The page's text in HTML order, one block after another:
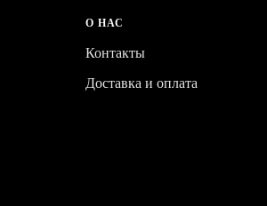
О НАС
Контакты
Доставка и оплата